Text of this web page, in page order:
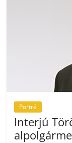
Portré
Interjú